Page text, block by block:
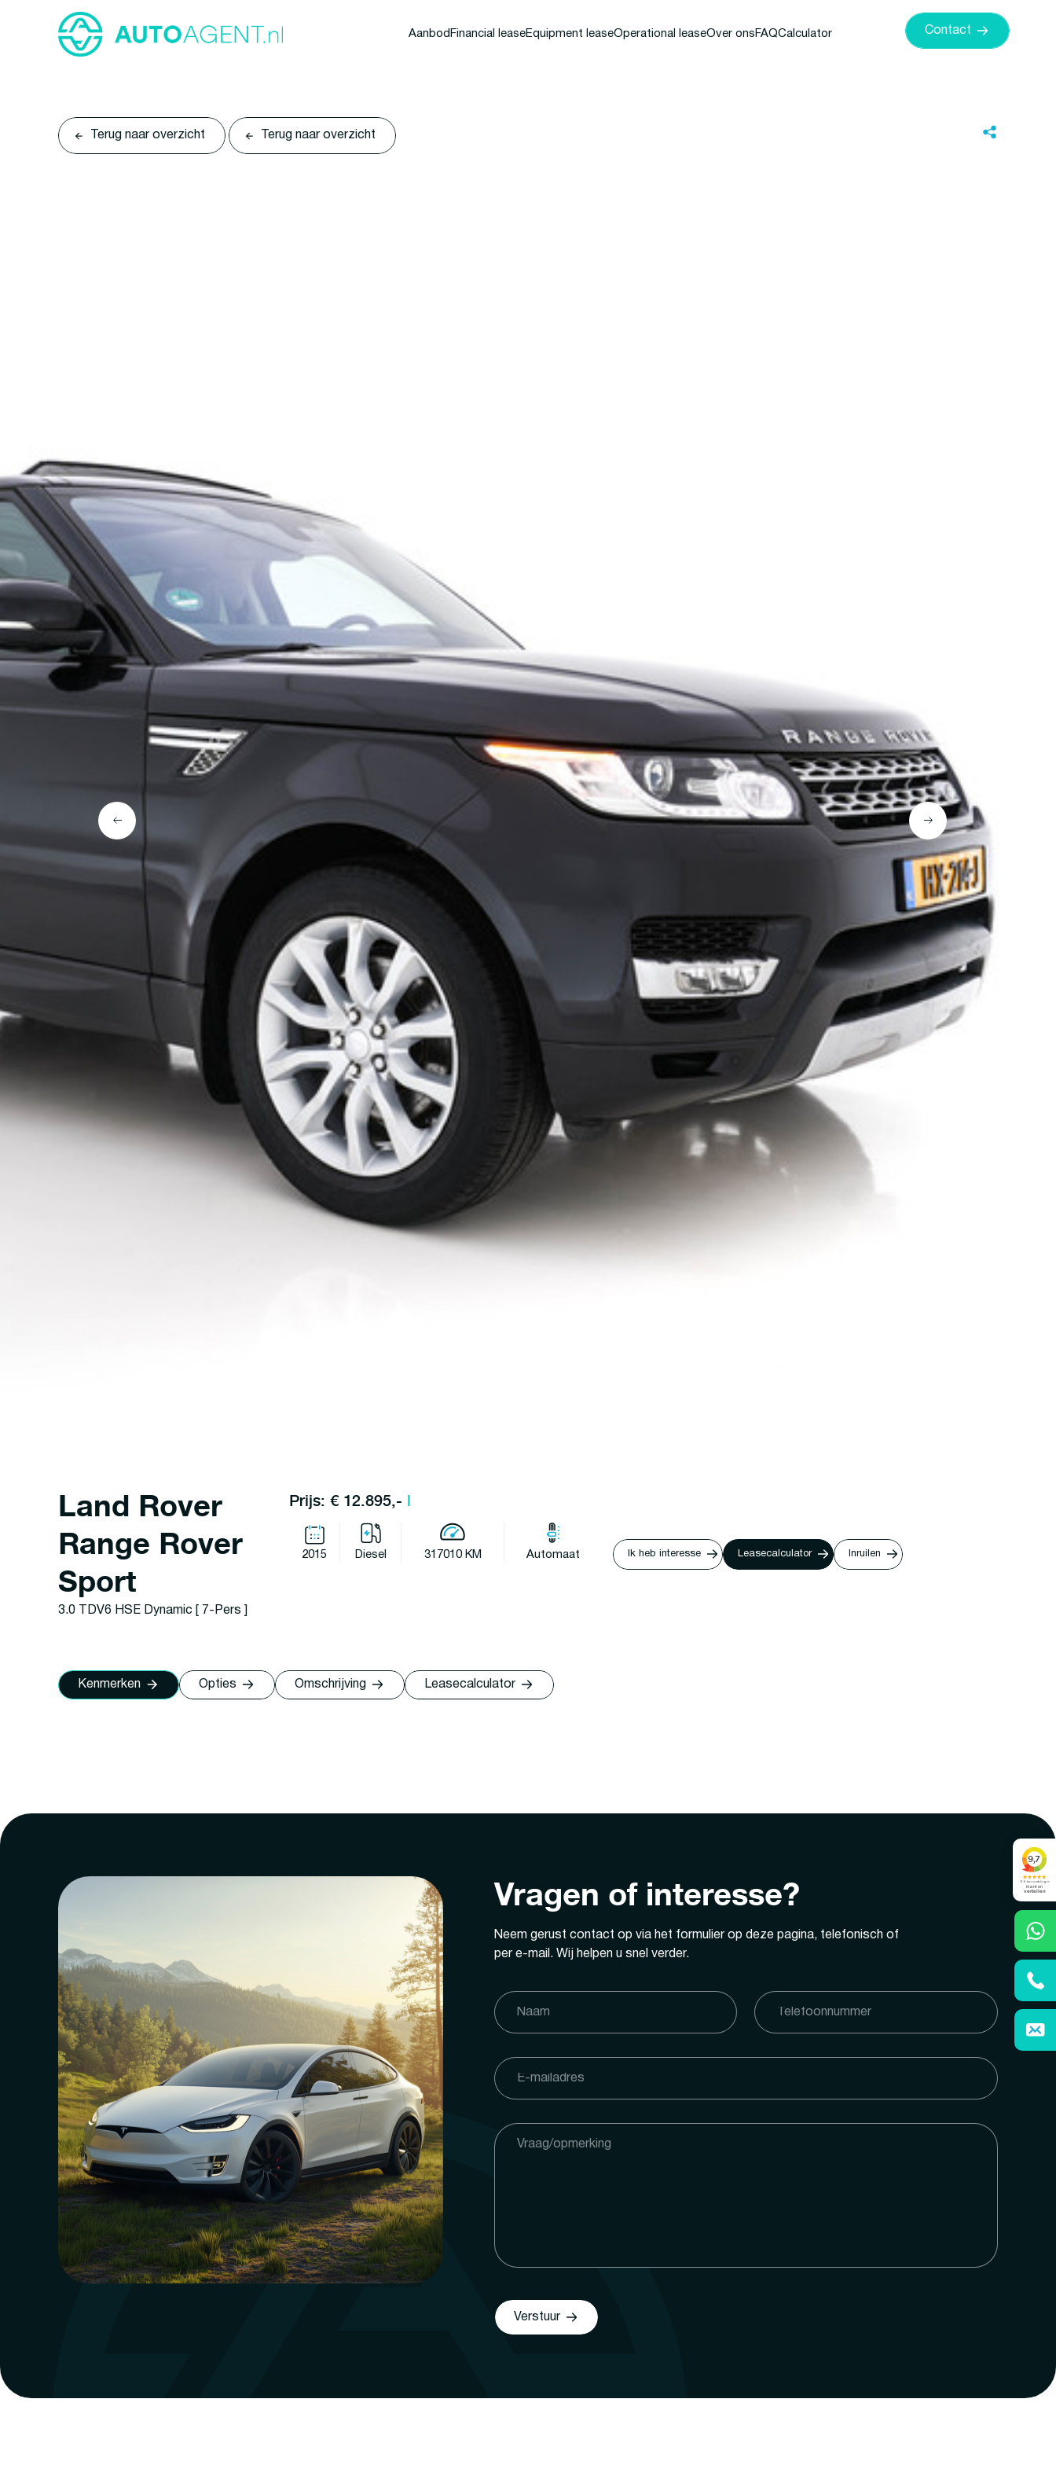
Aanbod Financial leaseEquipment leaseOperational leaseOver ons FAQCalculator Contact
Terug naar overzicht Terug naar overzicht
Land Rover
Range Rover
Sport
3.0 TDV6 HSE Dynamic [ 7-Pers ]
Prijs: € 12.895,- l
2015 Diesel 317010 KM Automaat Ik heb interesse Leasecalculator Inruilen
Kenmerken Opties Omschrijving Leasecalculator
Vragen of interesse?
Neem gerust contact op via het formulier op deze pagina, telefonisch of
per e-mail. Wij helpen u snel verder.
Verstuur